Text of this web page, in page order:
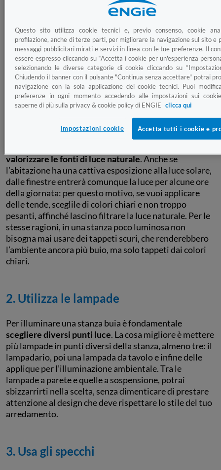
Perché una casa è poco luminosa?Le cause di questa
condizione possono essere molteplici: dalla cattiva
esposizione dell’abitazione alla luce solare, fino a una
scorretta disposizione dei punti luce che possono far
risultare alcune stanze poco illuminate. Tuttavia, così
come le cause possono essere tante, anche i possibili
accorgimenti per illuminare una casa buiasono
numerosi.
1. Sfrutta le fonti di luce naturale
valorizzare le fonti di luce naturale. Anche se
l’abitazione ha una cattiva esposizione alla luce solare,
dalle finestre entrerà comunque la luce per alcune ore
della giornata: per questo motivo, se vuoi applicare
delle tende, sceglile di colori chiari e non troppo
pesanti, affinché lascino filtrare la luce naturale. Per le
stesse ragioni, in una stanza poco luminosa non
bisogna mai usare dei tappeti scuri, che renderebbero
l’ambiente ancora più buio, ma solo tappeti dai colori
chiari.
2. Utilizza le lampade
Per illuminare una stanza buia è fondamentale
scegliere diversi punti luce. La cosa migliore è mettere
più lampade in punti diversi della stanza, almeno tre: il
lampadario, poi una lampada da tavolo e infine delle
applique per l’illuminazione ambientale. Tra le
lampade a parete e quelle a sospensione, potrai
sbizzarrirti nella scelta, senza dimenticare di prestare
attenzione al design che deve rispettare lo stile del tuo
arredamento.
3. Usa gli specchi
Questo sito utilizza cookie tecnici e, previo consenso, cookie
profilazione, anche di terze parti, per migliorare la navigazione sul sito e
messaggi pubblicitari mirati e servizi in linea con le tue preferenze. Il
essere espresso cliccando su “Accetta i cookie per un'esperienza
selezionando le diverse categorie di cookie cliccando su
Chiudendo il banner con il pulsante "Continua senza accettare" potrai
navigazione con la sola applicazione dei cookie tecnici. Puoi
preferenze in ogni momento accedendo alle impostazioni sui
saperne di più sulla privacy & cookie policy di ENGIE clicca qui
Impostazioni cookie Accetta tutti i cookie e